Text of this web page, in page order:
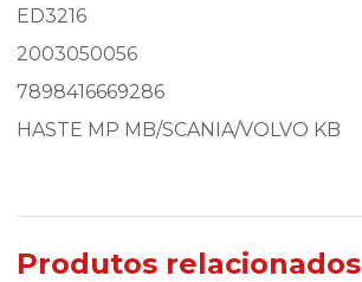
ED3216
2003050056
7898416669286
HASTE MP MB/SCANIA/VOLVO KB
Produtos relacionados